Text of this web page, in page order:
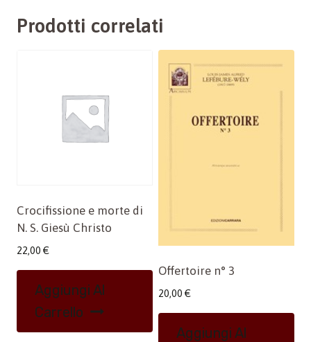
Prodotti correlati
Crocifissione e morte di
N. S. Giesù Christo
22,00 €
Aggiungi Al
Carrello
Offertoire n° 3
20,00 €
Aggiungi Al